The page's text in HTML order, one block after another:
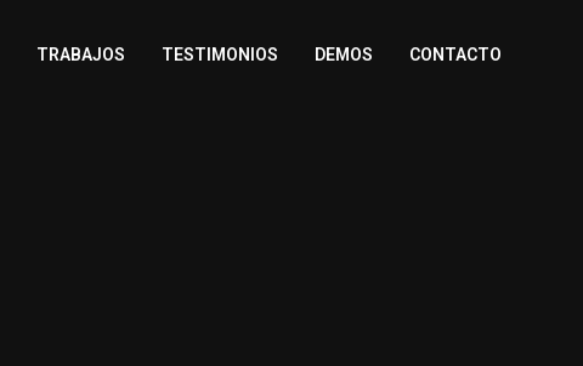
TRABAJOS TESTIMONIOS DEMOS CONTACTO